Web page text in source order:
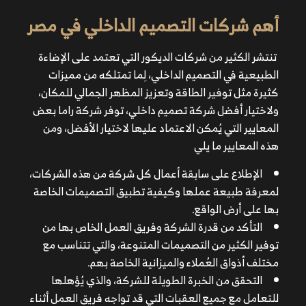
الإطلاع على سابقة أعمال كل شركة من هذه الشركات،
لمعرفة طبيعة عملها وكيفية تطبيق التصميمات الخاصة بها
على أرض الواقع.
التأكد من قدرة الشركة وفريق العمل الخاص بها من توفير
الكثير من التصميمات المتنوعة، والتي تتناسب مع مختلف
أذواق العُملاء والميزانية الخاصة بهم.
التحقق من الخبرة الطويلة للشركة، والذي يُؤهلها للتعامل
مع جميع العقبات التي قد تواجه فريق العمل أثناء التنفيذ.
الاطلاع على الآراء والتقييمات الخاصة بالعُمااء السابقين
للشركة على موقعها الإلكتروني، للتأكد من مصداقية الشركة
وجدارتها بالثقة.
أهم شركات التصميم الداخلي في مصر
تنتشر الكثير من شركات الديكور التي تعتمد علىالإضاءة
الطبيعية في التصميم الداخلي، لِما تمتلكه من مميزات
كثيرة مثل توفير الطاقة وتعزيز المظهر الجمالي للمكان،
ولاختيار أفضل شركة تصميم داخلي، توفر شركةرامابعض
المعايير التي يُمكن الاعتماد عليها لاختيار الأفضل، ومن
هذه المعايير ما يلي
الإطلاع على سابقة أعمال كل شركة من هذه الشركات،
لمعرفة طبيعة عملها وكيفية تطبيق التصميمات الخاصة
بها على أرض الواقع.
التأكد من قدرة الشركة وفريق العمل الخاص بها من
توفير الكثير من التصميمات المتنوعة، والتي تتناسب مع
مختلف أذواق العُملاء والميزانية الخاصة بهم.
التحقق من الخبرة الطويلة للشركة، والذي يُؤهلها
للتعامل مع جميع العقبات التي قد تواجه فريق العمل أثناء